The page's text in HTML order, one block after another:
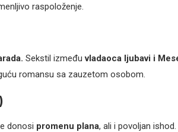
raspoloženje.
Sekstil izmeđuvladaoca ljubavi i
romansu sa zauzetom osobom.
donosi promenu plana, ali i povoljan ishod.